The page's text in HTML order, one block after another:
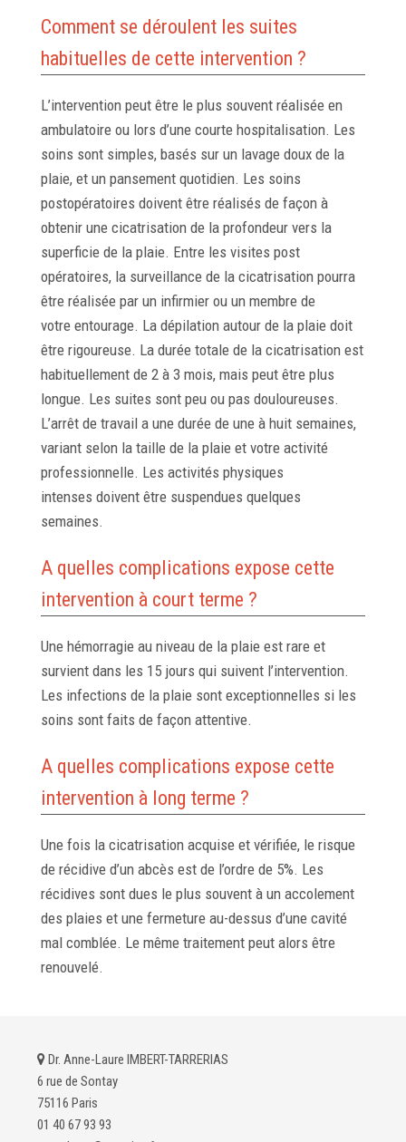
Comment se déroulent les suites
habituelles de cette intervention ?
L’intervention peut être le plus souvent réalisée en
ambulatoire ou lors d’une courte hospitalisation. Les
soins sont simples, basés sur un lavage doux de la
plaie, et un pansement quotidien. Les soins
postopératoires doivent être réalisés de façon à
obtenir une cicatrisation de la profondeur vers la
superficie de la plaie. Entre les visites post
opératoires, la surveillance de la cicatrisation pourra
être réalisée par un infirmier ou un membre de
votre entourage. La dépilation autour de la plaie doit
être rigoureuse. La durée totale de la cicatrisation est
habituellement de 2 à 3 mois, mais peut être plus
longue. Les suites sont peu ou pas douloureuses.
L’arrêt de travail a une durée de une à huit semaines,
variant selon la taille de la plaie et votre activité
professionnelle. Les activités physiques
intenses doivent être suspendues quelques
semaines.
A quelles complications expose cette
intervention à court terme ?
Une hémorragie au niveau de la plaie est rare et
survient dans les 15 jours qui suivent l’intervention.
Les infections de la plaie sont exceptionnelles si les
soins sont faits de façon attentive.
A quelles complications expose cette
intervention à long terme ?
Une fois la cicatrisation acquise et vérifiée, le risque
de récidive d’un abcès est de l’ordre de 5%. Les
récidives sont dues le plus souvent à un accolement
des plaies et une fermeture au-dessus d’une cavité
mal comblée. Le même traitement peut alors être
renouvelé.
Dr. Anne-Laure IMBERT-TARRERIAS
6 rue de Sontay
75116 Paris
01 40 67 93 93